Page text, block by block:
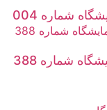
شماره 004
شماره 388